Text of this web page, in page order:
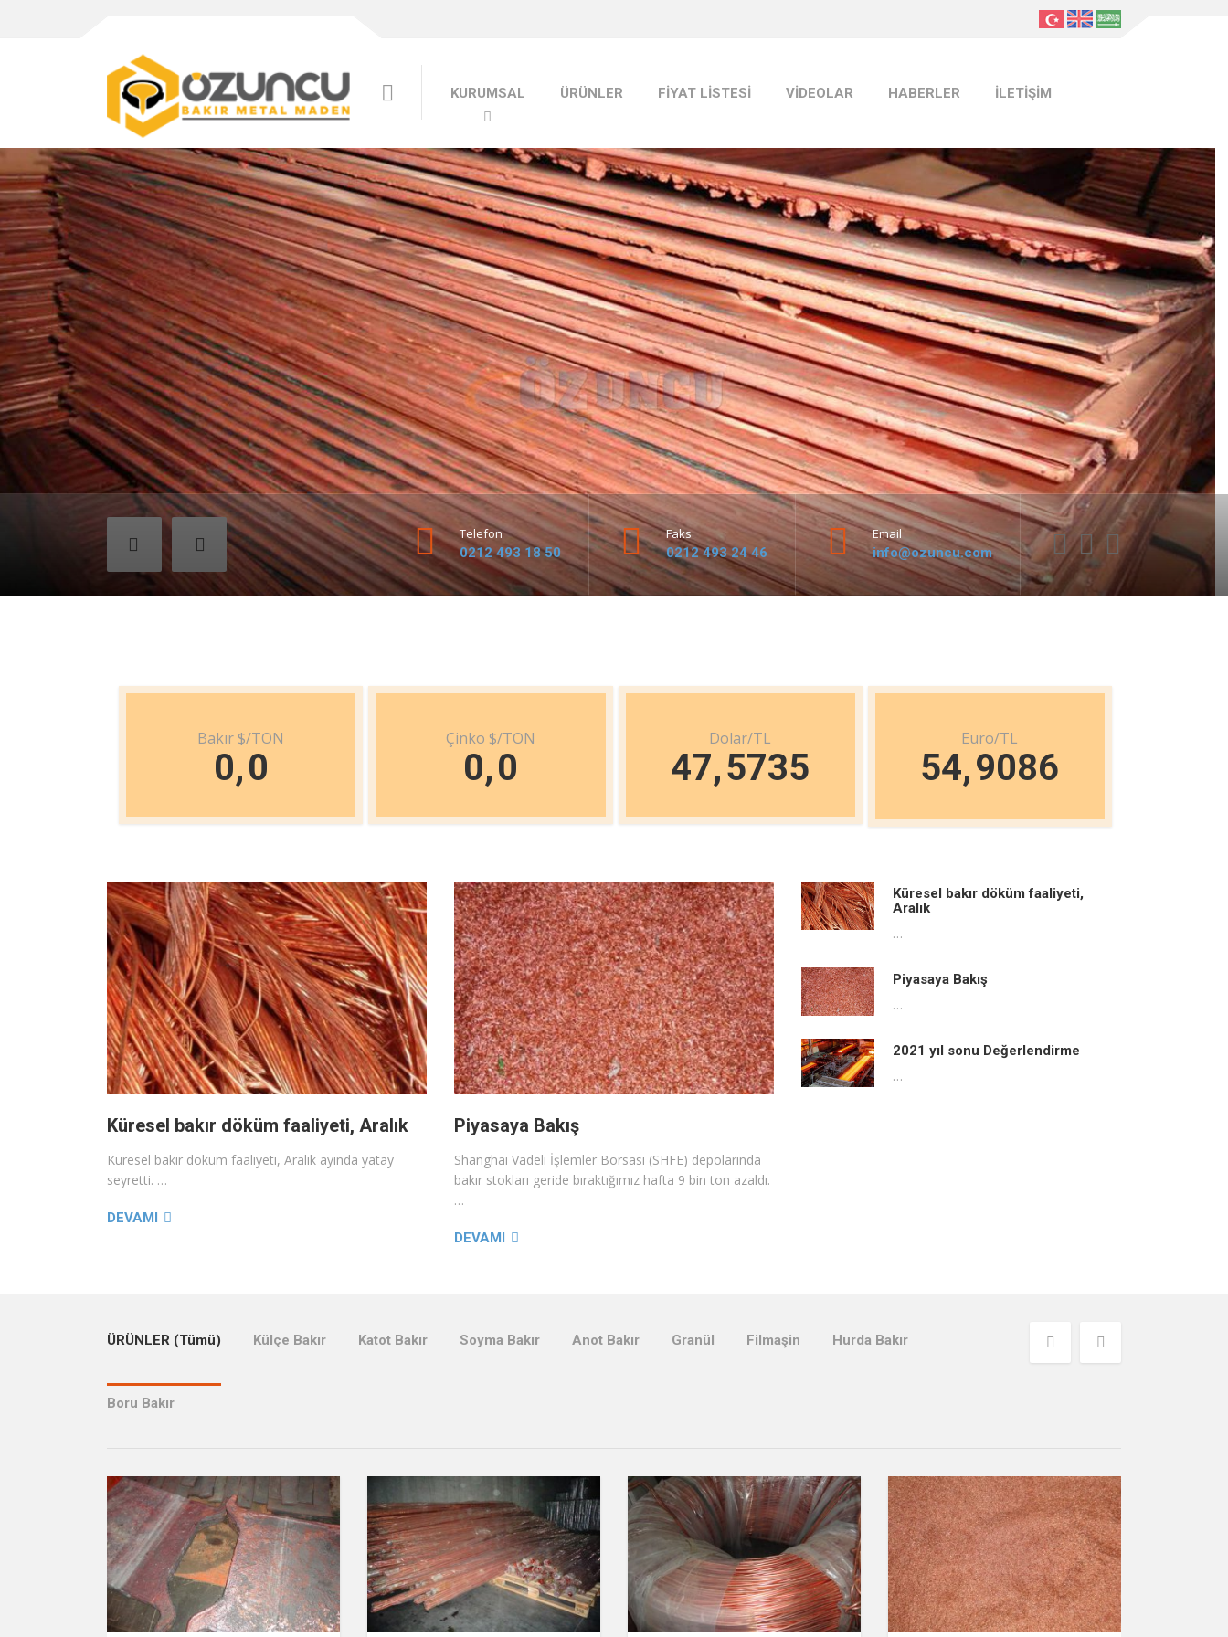
KURUMSAL ÜRÜNLER FİYAT LİSTESİ VİDEOLAR HABERLER İLETİŞİM
Telefon
0212 493 18 50
Faks
0212 493 24 46
Email
info@ozuncu.com
Bakır $/TON
0,0
Çinko $/TON
0,0
Dolar/TL
47,5735
Euro/TL
54,9086
Küresel bakır döküm faaliyeti, Aralık
Küresel bakır döküm faaliyeti, Aralık ayında yatay
seyretti. …
DEVAMI
Piyasaya Bakış
Shanghai Vadeli İşlemler Borsası (SHFE) depolarında
bakır stokları geride bıraktığımız hafta 9 bin ton azaldı.
…
DEVAMI
Küresel bakır döküm faaliyeti,
Aralık
…
Piyasaya Bakış
…
2021 yıl sonu Değerlendirme
…
ÜRÜNLER (Tümü) Külçe Bakır Katot Bakır Soyma Bakır Anot Bakır Granül Filmaşin Hurda Bakır
Boru Bakır